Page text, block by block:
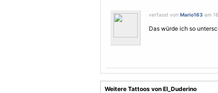
verfasst von Mario163 am
Das würde ich so
Weitere Tattoos von El_Duderino